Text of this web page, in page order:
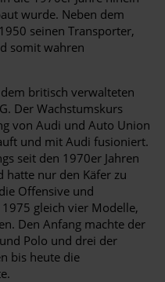
wurde. Neben dem
seinen Transporter,
somit wahren
britisch verwalteten
Der Wachstumskurs
von Audi und Auto Union
und mit Audi fusioniert.
seit den 1970er Jahren
hatte nur den Käfer zu
Offensive und
gleich vier Modelle,
Den Anfang machte der
Polo und drei der
bis heute die